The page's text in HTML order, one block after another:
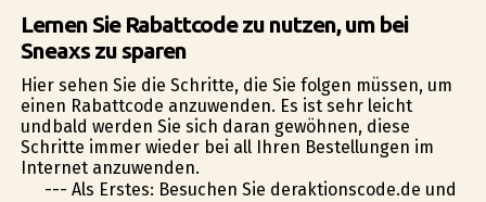
Lernen Sie Rabattcode zu nutzen, um bei
Sneaxs zu sparen
Hier sehen Sie die Schritte, die Sie folgen müssen, um
einen Rabattcode anzuwenden. Es ist sehr leicht
undbald werden Sie sich daran gewöhnen, diese
Schritte immer wieder bei all Ihren Bestellungen im
Internet anzuwenden.
--- Als Erstes: Besuchen Sie deraktionscode.de und